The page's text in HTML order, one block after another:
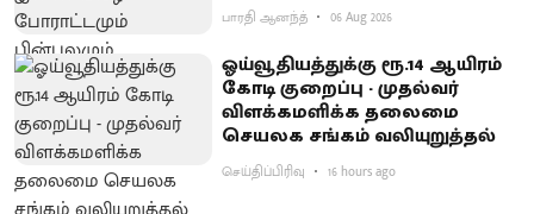
பாரதி ஆனந்த் 06 Aug 2026
ஓய்வூதியத்துக்கு ரூ.14 ஆயிரம்
கோடி குறைப்பு - முதல்வர்
விளக்கமளிக்க தலைமை
செயலக சங்கம் வலியுறுத்தல்
செய்திப்பிரிவு 16 hours ago